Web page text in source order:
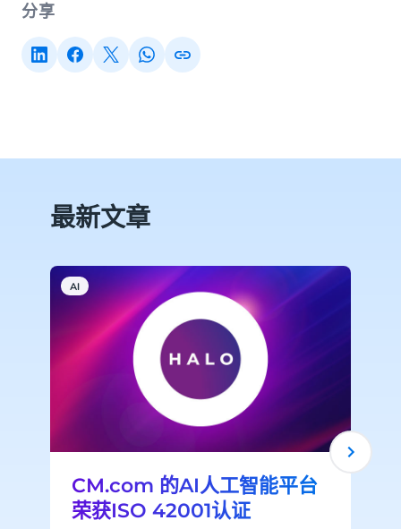
分享
最新文章
AI
CM.com 的AI人工智能平台
荣获ISO 42001认证